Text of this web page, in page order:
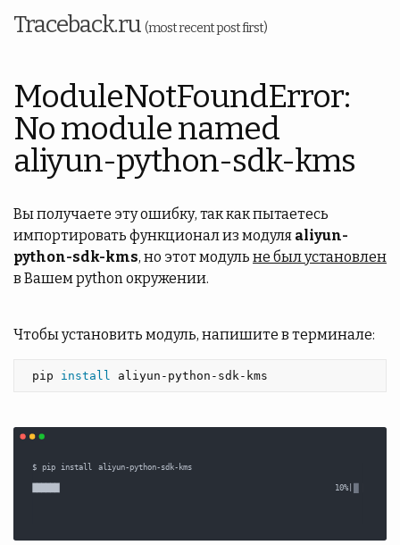
Traceback.ru (most recent post first)
ModuleNotFoundError:
No module named
aliyun-python-sdk-kms
Вы получаете эту ошибку, так как пытаетесь
импортировать функционал из модуля aliyun-
python-sdk-kms, но этот модуль не был установлен
в Вашем python окружении.
Чтобы установить модуль, напишите в терминале:
pip install aliyun-python-sdk-kms